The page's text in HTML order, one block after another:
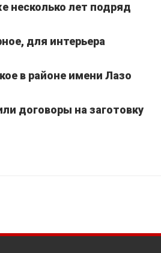
несколько лет подряд
для интерьера
в районе имени Лазо
договоры на заготовку